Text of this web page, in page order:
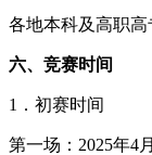
各地本科及高职高
六、竞赛时间
1．初赛时间
第一场：2025年4